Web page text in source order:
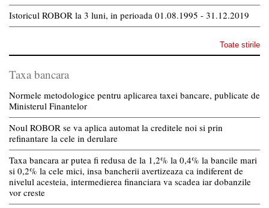
Istoricul ROBOR la 3 luni, in perioada 01.08.1995 - 31.12.2019
Toate stirile
Taxa bancara
Normele metodologice pentru aplicarea taxei bancare, publicate de
Ministerul Finantelor
Noul ROBOR se va aplica automat la creditele noi si prin
refinantare la cele in derulare
Taxa bancara ar putea fi redusa de la 1,2% la 0,4% la bancile mari
si 0,2% la cele mici, insa bancherii avertizeaza ca indiferent de
nivelul acesteia, intermedierea financiara va scadea iar dobanzile
vor creste